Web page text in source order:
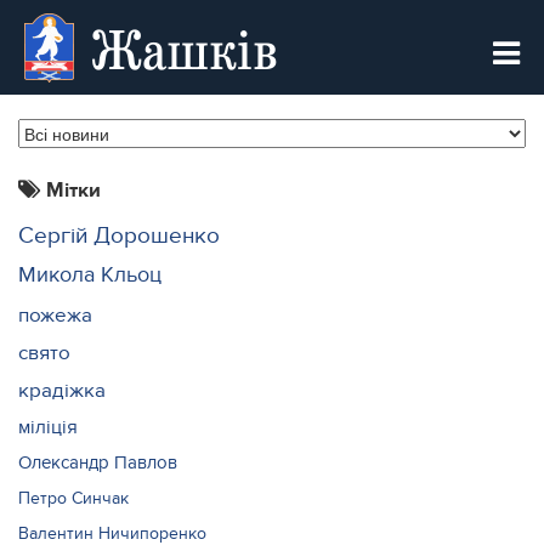
Жашків
Мітки
Сергій Дорошенко
Микола Кльоц
пожежа
свято
крадіжка
міліція
Олександр Павлов
Петро Синчак
Валентин Ничипоренко